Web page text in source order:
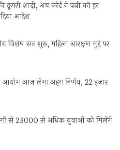
शादी, अब कोर्ट ने पत्नी को हर
दिया आदेश
विशेष सत्र शुरू, महिला आरक्षण मुद्दे पर
आयोग आज लेगा अहम निर्णय, 22 हजार
से 23000 से अधिक युवाओं को मिलेंगे